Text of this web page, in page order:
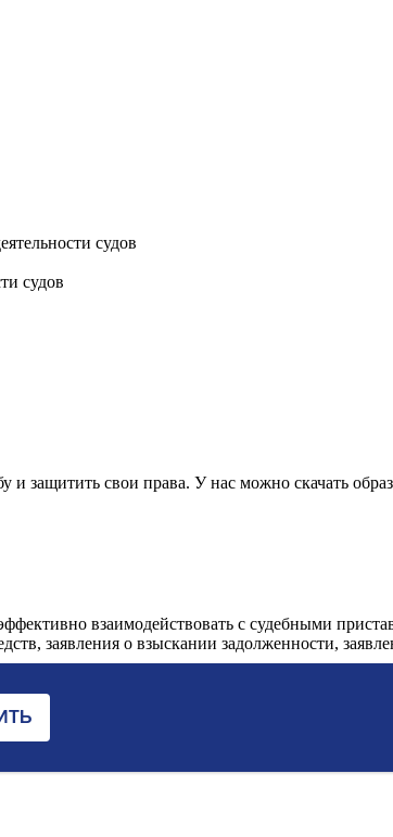
судов
судов
защитить свои права. У нас можно скачать
взаимодействовать с судебными
заявления о взыскании задолженности,